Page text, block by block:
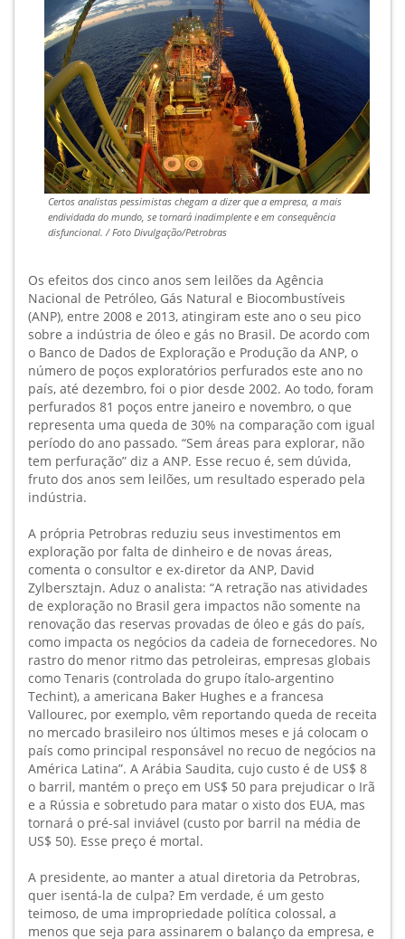
Certos analistas pessimistas chegam a dizer que a empresa, a mais
endividada do mundo, se tornará inadimplente e em consequência
disfuncional. / Foto Divulgação/Petrobras
Os efeitos dos cinco anos sem leilões da Agência
Nacional de Petróleo, Gás Natural e Biocombustíveis
(ANP), entre 2008 e 2013, atingiram este ano o seu pico
sobre a indústria de óleo e gás no Brasil. De acordo com
o Banco de Dados de Exploração e Produção da ANP, o
número de poços exploratórios perfurados este ano no
país, até dezembro, foi o pior desde 2002. Ao todo, foram
perfurados 81 poços entre janeiro e novembro, o que
representa uma queda de 30% na comparação com igual
período do ano passado. “Sem áreas para explorar, não
tem perfuração” diz a ANP. Esse recuo é, sem dúvida,
fruto dos anos sem leilões, um resultado esperado pela
indústria.
A própria Petrobras reduziu seus investimentos em
exploração por falta de dinheiro e de novas áreas,
comenta o consultor e ex-diretor da ANP, David
Zylbersztajn. Aduz o analista: “A retração nas atividades
de exploração no Brasil gera impactos não somente na
renovação das reservas provadas de óleo e gás do país,
como impacta os negócios da cadeia de fornecedores. No
rastro do menor ritmo das petroleiras, empresas globais
como Tenaris (controlada do grupo ítalo-argentino
Techint), a americana Baker Hughes e a francesa
Vallourec, por exemplo, vêm reportando queda de receita
no mercado brasileiro nos últimos meses e já colocam o
país como principal responsável no recuo de negócios na
América Latina”. A Arábia Saudita, cujo custo é de US$ 8
o barril, mantém o preço em US$ 50 para prejudicar o Irã
e a Rússia e sobretudo para matar o xisto dos EUA, mas
tornará o pré-sal inviável (custo por barril na média de
US$ 50). Esse preço é mortal.
A presidente, ao manter a atual diretoria da Petrobras,
quer isentá-la de culpa? Em verdade, é um gesto
teimoso, de uma impropriedade política colossal, a
menos que seja para assinarem o balanço da empresa, e